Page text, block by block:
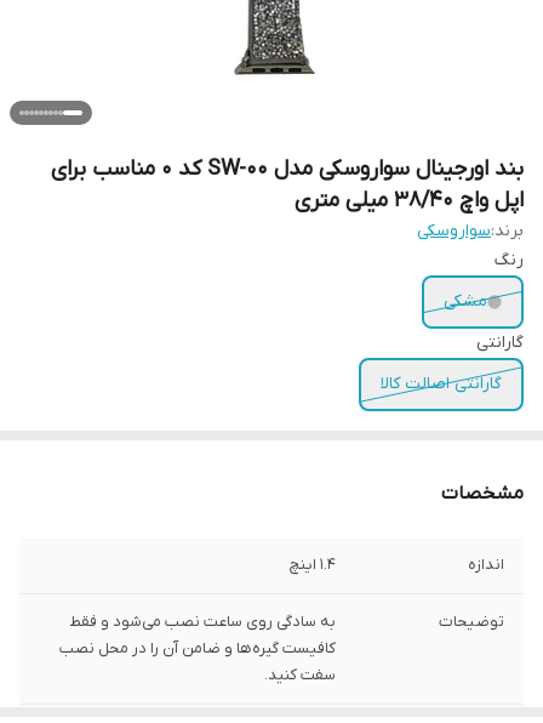
بند اورجینال سواروسکی مدل SW-00 کد 0 مناسب برای
اپل واچ 38/40 میلی متری
برند:سواروسکی
رنگ
مشکی
گارانتی
گارانتی اصالت کالا
مشخصات
اندازه 1.4 اینچ
توضیحات
به سادگی روی ساعت نصب می‌شود و فقط
کافیست گیره‌ها و ضامن آن را در محل نصب
سفت کنید.